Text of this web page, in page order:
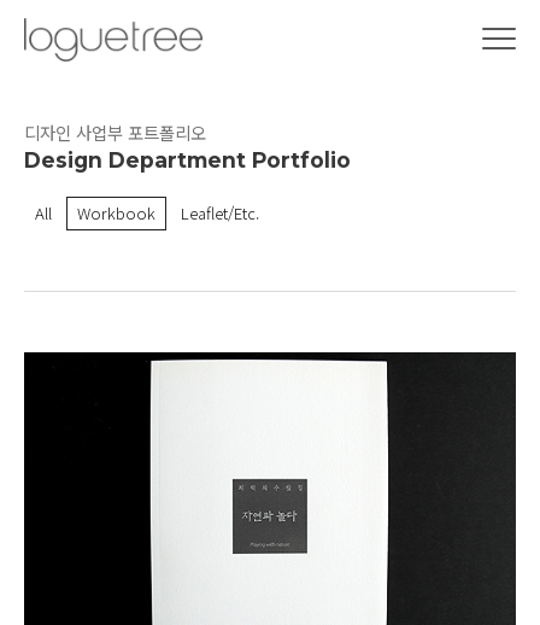
디자인 사업부 포트폴리오
Design Department Portfolio
All Workbook Leaflet/Etc.